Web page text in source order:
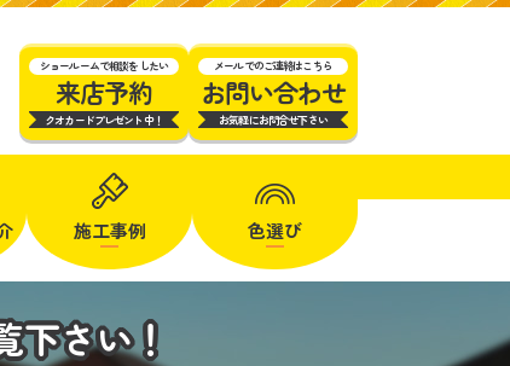
ショールームで相談をしたい
来店予約
クオカードプレゼント中！
メールでのご連絡はこちら
お問い合わせ
お気軽にお問合せ下さい
施工事例 色選び
下さい！